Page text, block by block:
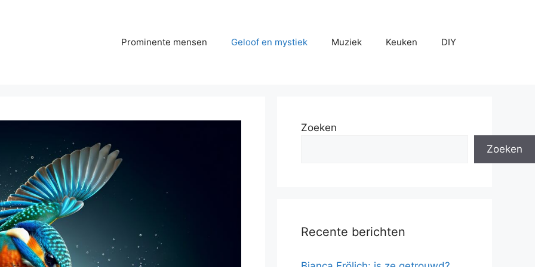
Prominente mensen Geloof en mystiek Muziek Keuken DIY
Zoeken
Zoeken
Recente berichten